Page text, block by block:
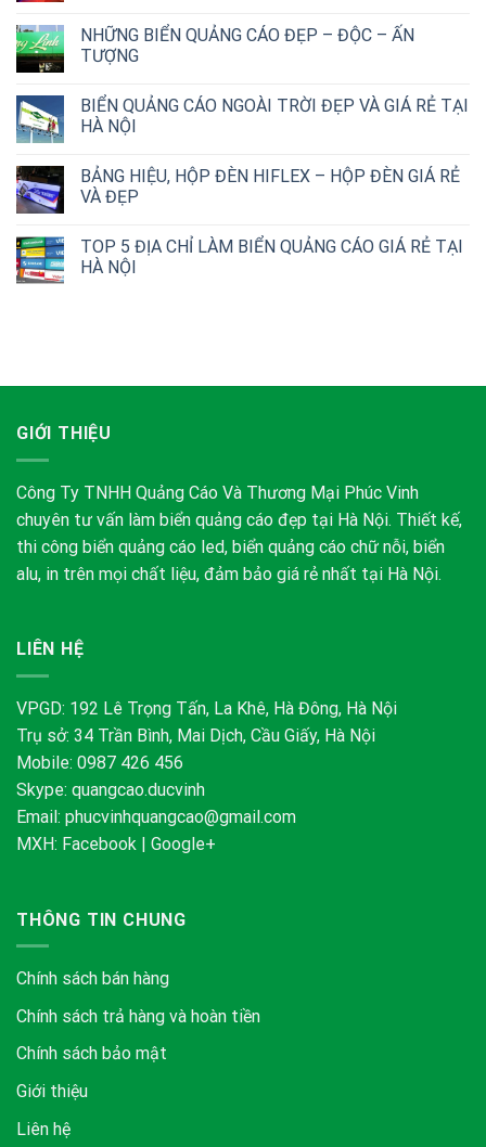
NHỮNG BIỂN QUẢNG CÁO ĐẸP – ĐỘC – ẤN
TƯỢNG
BIỂN QUẢNG CÁO NGOÀI TRỜI ĐẸP VÀ GIÁ RẺ TẠI
HÀ NỘI
BẢNG HIỆU, HỘP ĐÈN HIFLEX – HỘP ĐÈN GIÁ RẺ
VÀ ĐẸP
TOP 5 ĐỊA CHỈ LÀM BIỂN QUẢNG CÁO GIÁ RẺ TẠI
HÀ NỘI
GIỚI THIỆU
Công Ty TNHH Quảng Cáo Và Thương Mại Phúc Vinh
chuyên tư vấn làm biển quảng cáo đẹp tại Hà Nội. Thiết kế,
thi công biển quảng cáo led, biển quảng cáo chữ nỗi, biển
alu, in trên mọi chất liệu, đảm bảo giá rẻ nhất tại Hà Nội.
LIÊN HỆ
VPGD: 192 Lê Trọng Tấn, La Khê, Hà Đông, Hà Nội
Trụ sở: 34 Trần Bình, Mai Dịch, Cầu Giấy, Hà Nội
Mobile: 0987 426 456
Skype: quangcao.ducvinh
Email: phucvinhquangcao@gmail.com
MXH: Facebook | Google+
THÔNG TIN CHUNG
Chính sách bán hàng
Chính sách trả hàng và hoàn tiền
Chính sách bảo mật
Giới thiệu
Liên hệ